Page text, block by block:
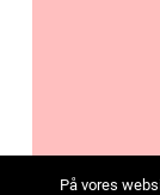
På vores